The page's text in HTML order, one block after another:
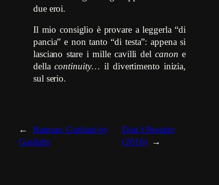
due eroi.
Il mio consiglio è provare a leggerla “di
pancia” e non tanto “di testa”: appena si
lasciano stare i mille cavilli delcanon e
dellacontinuity… il divertimento inizia,
sul serio.
←
Batman: Gotham by
Gaslight
Don’t Breathe
(2016)
→